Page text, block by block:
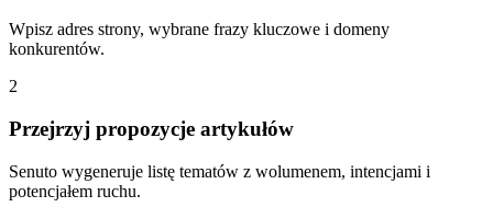
Wpisz adres strony, wybrane frazy kluczowe i domeny
konkurentów.
2
Przejrzyj propozycje artykułów
Senuto wygeneruje listę tematów z wolumenem, intencjami i
potencjałem ruchu.